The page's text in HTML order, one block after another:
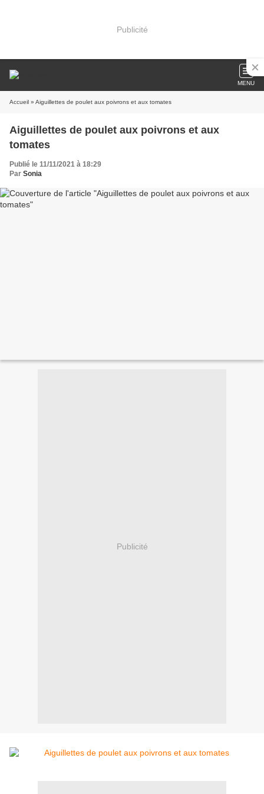
Publicité
MENU
Accueil » Aiguillettes de poulet aux poivrons et aux tomates
Aiguillettes de poulet aux poivrons et aux
tomates
Publié le 11/11/2021 à 18:29
Par Sonia
Publicité